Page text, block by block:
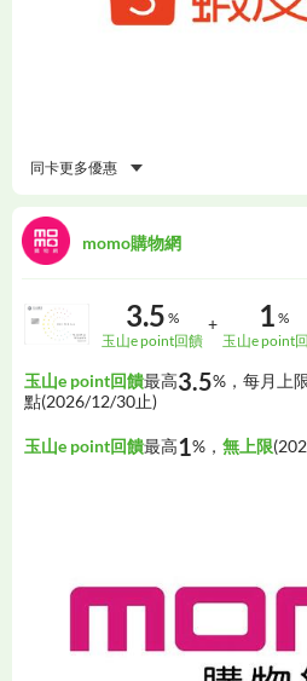
同卡更多優惠
momo購物網
3.5 %
玉山e point回饋
+ 1 %
玉山e point
玉山e point回饋最高3.5%，每月上
點(2026/12/30止)
玉山e point回饋最高1%， 無上限(